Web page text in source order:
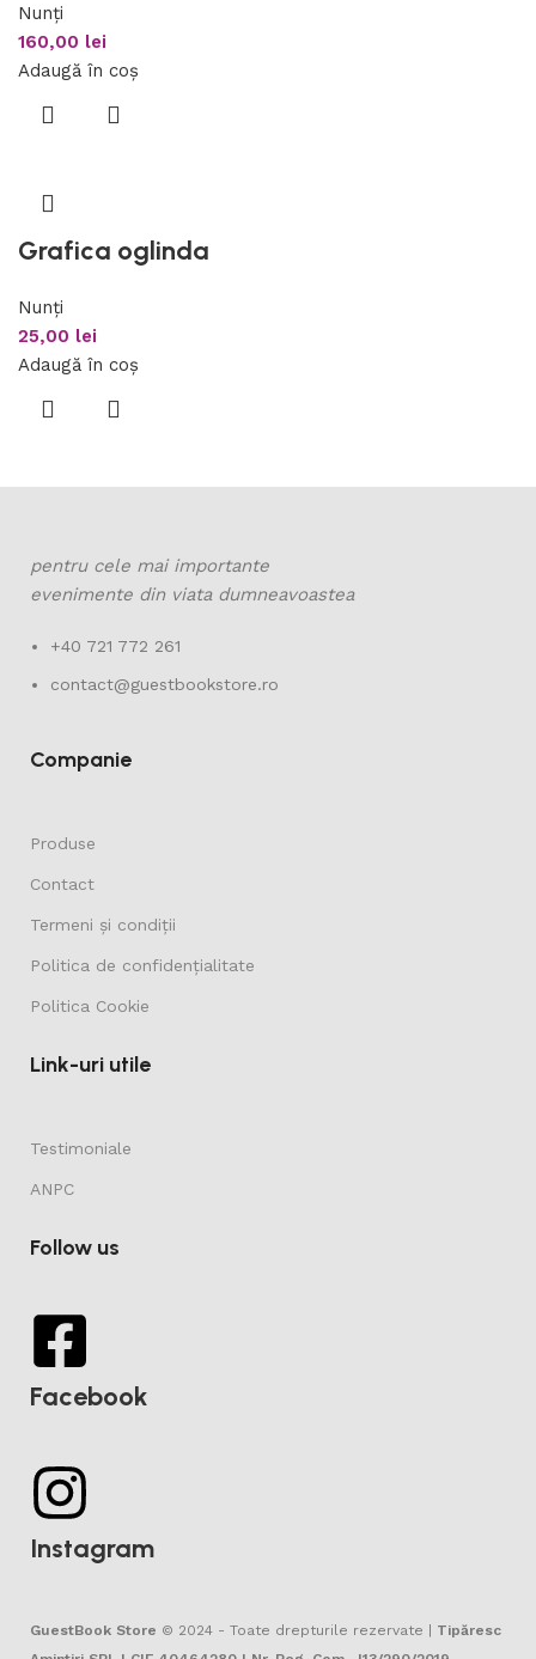
Nunți
160,00 lei
Adaugă în coș
Grafica oglinda
Nunți
25,00 lei
Adaugă în coș
pentru cele mai importante
evenimente din viata dumneavoastea
+40 721 772 261
contact@guestbookstore.ro
Companie
Produse
Contact
Termeni și condiții
Politica de confidențialitate
Politica Cookie
Link-uri utile
Testimoniale
ANPC
Follow us
Facebook
Instagram
GuestBook Store © 2024 - Toate drepturile rezervate | Tipăresc